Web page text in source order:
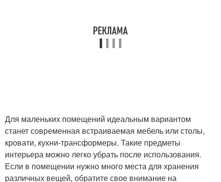
Для маленьких помещений идеальным вариантом
станет современная встраиваемая мебель или столы,
кровати, кухни-трансформеры. Такие предметы
интерьера можно легко убрать после использования.
Если в помещении нужно много места для хранения
различных вещей, обратите свое внимание на